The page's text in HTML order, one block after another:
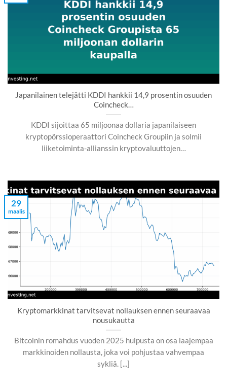
Japanilainen telejätti KDDI hankkii 14,9 prosentin osuuden
Coincheck…
KDDI sijoittaa 65 miljoonaa dollaria japanilaiseen
kryptopörssioperaattori Coincheck Groupiin ja solmii
liiketoiminta-allianssin kryptovaluuttojen…
Kryptomarkkinat tarvitsevat nollauksen ennen seuraavaa
nousukautta
Bitcoinin romahdus vuoden 2025 huipusta on osa laajempaa
markkinoiden nollausta, joka voi pohjustaa vahvempaa
sykliä. [...]
29
maalis